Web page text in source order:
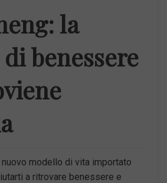
la
benessere
nuovo modello di vita importato
a ritrovare benessere e